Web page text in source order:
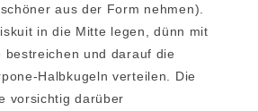
aus der Form nehmen).
in die Mitte legen, dünn mit
bestreichen und darauf die
Halbkugeln verteilen. Die
vorsichtig darüber